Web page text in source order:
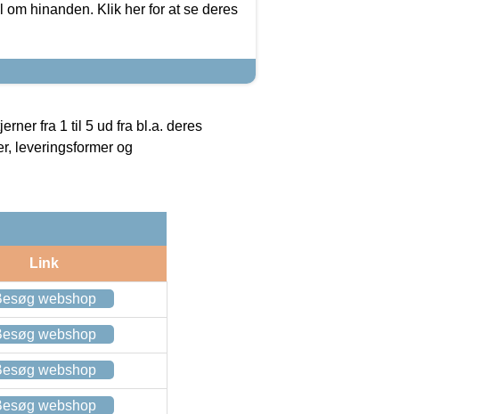
hinanden. Klik her for at se deres
fra 1 til 5 ud fra bl.a. deres
leveringsformer og
Link
webshop
webshop
webshop
webshop